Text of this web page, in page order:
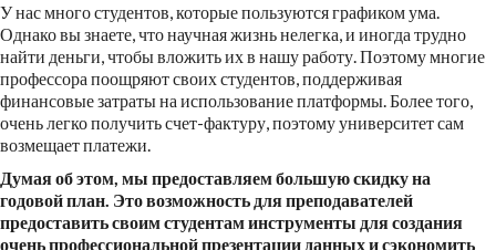
У нас много студентов, которые пользуются графиком ума.
Однако вы знаете, что научная жизнь нелегка, и иногда трудно
найти деньги, чтобы вложить их в нашу работу. Поэтому многие
профессора поощряют своих студентов, поддерживая
финансовые затраты на использование платформы. Более того,
очень легко получить счет-фактуру, поэтому университет сам
возмещает платежи.
Думая об этом, мы предоставляем большую скидку на
годовой план. Это возможность для преподавателей
предоставить своим студентам инструменты для создания
очень профессиональной презентации данных и сэкономить